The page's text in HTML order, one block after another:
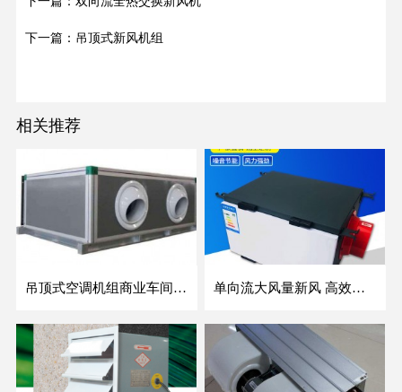
下一篇：吊顶式新风机组
相关推荐
吊顶式空调机组商业车间防爆新风空调器射流冷暖机组 单向流大风量新风 高效除霾全热交换新风机空气净化